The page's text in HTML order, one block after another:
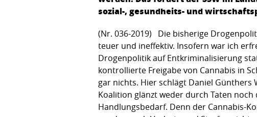
sozial-, gesundheits- und
(Nr. 036-2019) Die bisherige
teuer und ineffektiv. Insofern war ich
Drogenpolitik auf Entkriminalisierung
kontrollierte Freigabe von Cannabis in
gar nichts. Hier schlägt Daniel Günthers
Koalition glänzt weder durch Taten
Handlungsbedarf. Denn der Cannabis-